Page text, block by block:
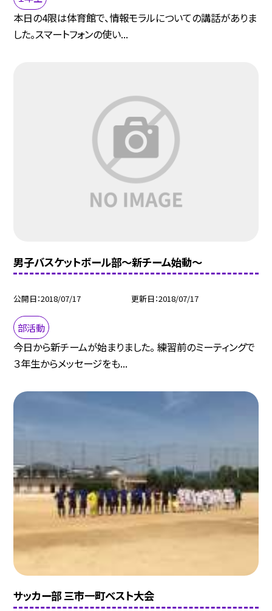
本日の4限は体育館で、情報モラルについての講話がありま
した。スマートフォンの使い...
男子バスケットボール部〜新チーム始動〜
公開日 2018/07/17 更新日 2018/07/17
部活動
今日から新チームが始まりました。 練習前のミーティングで
３年生からメッセージをも...
サッカー部 三市一町ベスト大会